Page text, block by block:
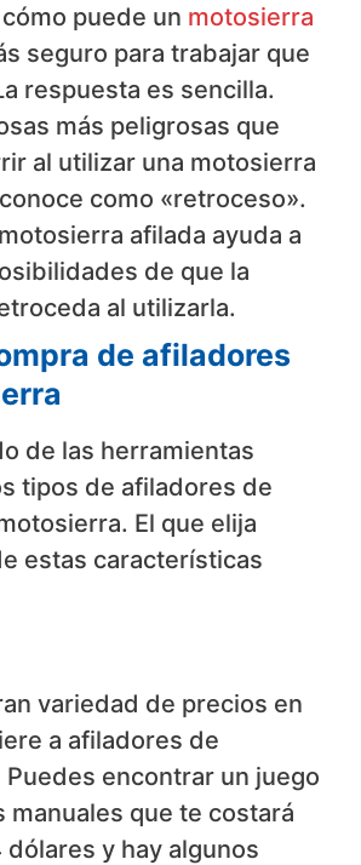
puede un motosierra
seguro para trabajar que
respuesta es sencilla.
más peligrosas que
al utilizar una motosierra
como «retroceso».
afilada ayuda a
de que la
al utilizarla.
de afiladores
de las herramientas
tipos de afiladores de
El que elija
estas características
variedad de precios en
a afiladores de
encontrar un juego
manuales que te costará
dólares y hay algunos